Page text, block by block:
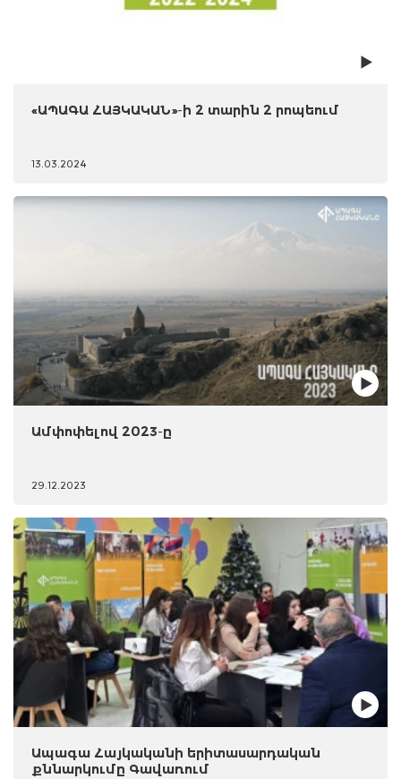
«ԱՊԱԳԱ ՀԱՅԿԱԿԱՆ»-ի 2 տարին 2 րոպեում
13.03.2024
Ամփոփելով 2023-ը
29.12.2023
Ապագա Հայկականի երիտասարդական
քննարկումը Գավառում